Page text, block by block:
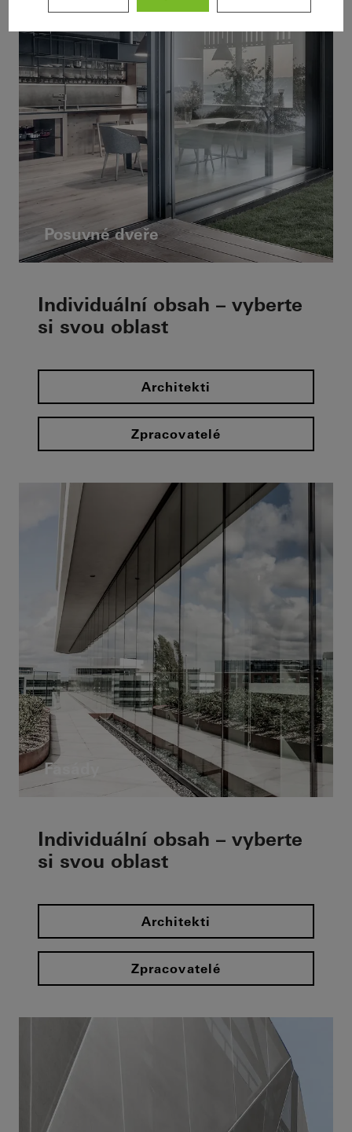
Posuvné dveře
Individuální obsah – vyberte
si svou oblast
Architekti
Zpracovatelé
Fasády
Individuální obsah – vyberte
si svou oblast
Architekti
Zpracovatelé